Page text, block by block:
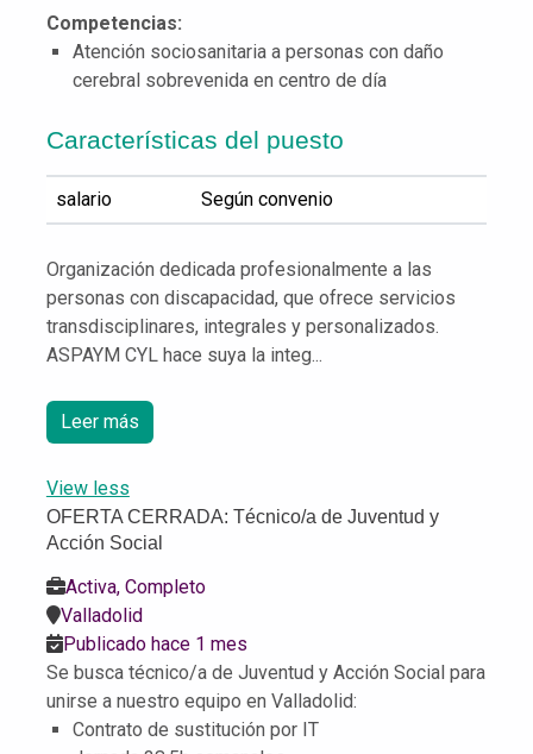
Competencias:
Atención sociosanitaria a personas con daño
cerebral sobrevenida en centro de día
Características del puesto
salario Según convenio
Organización dedicada profesionalmente a las
personas con discapacidad, que ofrece servicios
transdisciplinares, integrales y personalizados.
ASPAYM CYL hace suya la integ...
Leer más
View less
OFERTA CERRADA: Técnico/a de Juventud y
Acción Social
Activa, Completo
Valladolid
Publicado hace 1 mes
Se busca técnico/a de Juventud y Acción Social para
unirse a nuestro equipo en Valladolid:
Contrato de sustitución por IT